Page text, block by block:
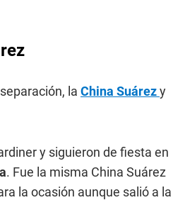
la China Suárezy
y siguieron de fiesta en
. Fue la misma China Suárez
la ocasión aunque salió a la